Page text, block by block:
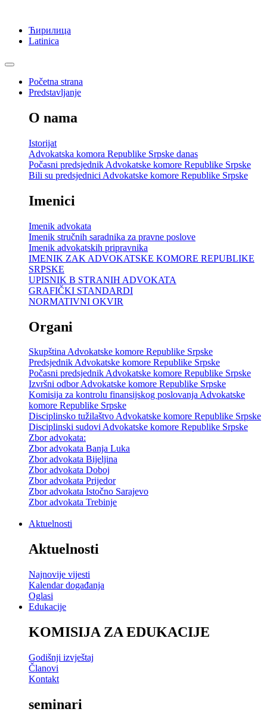
Ћирилица
Latinica
Početna strana
Predstavljanje
O nama
Istorijat
Advokatska komora Republike Srpske danas
Počasni predsjednik Advokatske komore Republike Srpske
Bili su predsjednici Advokatske komore Republike Srpske
Imenici
Imenik advokata
Imenik stručnih saradnika za pravne poslove
Imenik advokatskih pripravnika
IMENIK ZAK ADVOKATSKE KOMORE REPUBLIKE
SRPSKE
UPISNIK B STRANIH ADVOKATA
GRAFIČKI STANDARDI
NORMATIVNI OKVIR
Organi
Skupština Advokatske komore Republike Srpske
Predsjednik Advokatske komore Republike Srpske
Počasni predsjednik Advokatske komore Republike Srpske
Izvršni odbor Advokatske komore Republike Srpske
Komisija za kontrolu finansijskog poslovanja Advokatske
komore Republike Srpske
Disciplinsko tužilaštvo Advokatske komore Republike Srpske
Disciplinski sudovi Advokatske komore Republike Srpske
Zbor advokata:
Zbor advokata Banja Luka
Zbor advokata Bijeljina
Zbor advokata Doboj
Zbor advokata Prijedor
Zbor advokata Istočno Sarajevo
Zbor advokata Trebinje
Aktuelnosti
Aktuelnosti
Najnovije vijesti
Kalendar događanja
Oglasi
Edukacije
KOMISIJA ZA EDUKACIJE
Godišnji izvještaj
Članovi
Kontakt
seminari